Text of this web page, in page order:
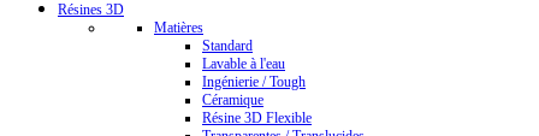
Résines 3D
Matières
Standard
Lavable à l'eau
Ingénierie / Tough
Céramique
Résine 3D Flexible